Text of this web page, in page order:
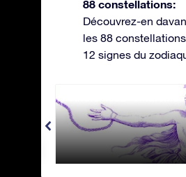
88 constellations:
Découvrez-en
les 88
12 signes du
Andromeda -